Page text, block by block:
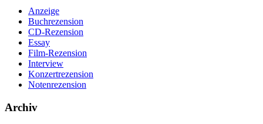
Anzeige
Buchrezension
CD-Rezension
Essay
Film-Rezension
Interview
Konzertrezension
Notenrezension
Archiv